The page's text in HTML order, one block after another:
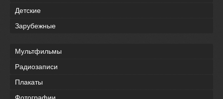
Детские
Зарубежные
Мультфильмы
Радиозаписи
Плакаты